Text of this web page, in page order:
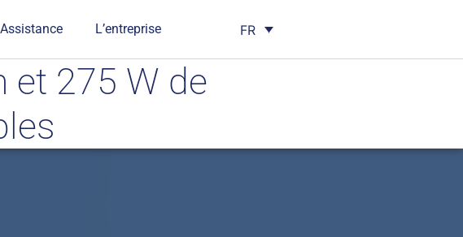
Assistance L’entreprise FR
et 275 W de